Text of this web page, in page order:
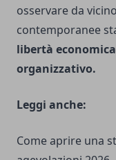
osservare da
contemporanee
libertà
organizzativo.
Leggi anche:
Come aprire una